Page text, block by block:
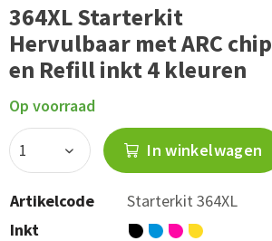
364XL Starterkit
Hervulbaar met ARC chip
en Refill inkt 4 kleuren
Op voorraad
In winkelwagen
Artikelcode
Starterkit 364XL
Inkt